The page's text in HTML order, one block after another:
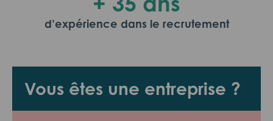
Vous êtes une entreprise ?
d’expérience dans le recrutement